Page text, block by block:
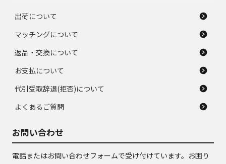
出荷について
マッチングについて
返品・交換について
お支払について
代引受取辞退(拒否)について
よくあるご質問
お問い合わせ
電話またはお問い合わせフォームで受け付けています。お困り